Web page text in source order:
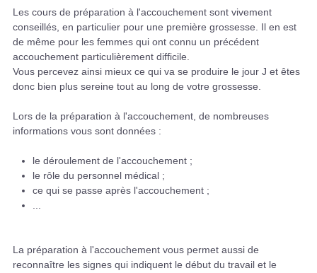
Les cours de préparation à l'accouchement sont vivement
conseillés, en particulier pour une première grossesse. Il en est
de même pour les femmes qui ont connu un précédent
accouchement particulièrement difficile.
Vous percevez ainsi mieux ce qui va se produire le jour J et êtes
donc bien plus sereine tout au long de votre grossesse.
Lors de la préparation à l'accouchement, de nombreuses
informations vous sont données :
le déroulement de l'accouchement ;
le rôle du personnel médical ;
ce qui se passe après l'accouchement ;
La préparation à l'accouchement vous permet aussi de
reconnaître les signes qui indiquent le début du travail et le